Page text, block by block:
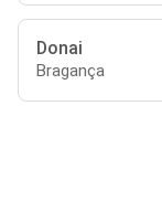
Donai
Bragança